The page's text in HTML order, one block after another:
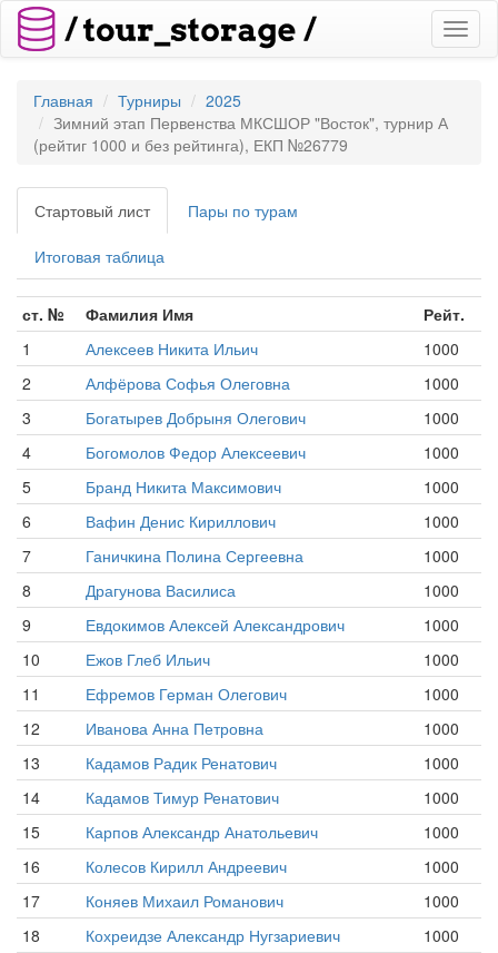
Главная Турниры
2025
Зимний этап Первенства МКСШОР "Восток", турнир А
(рейтиг 1000 и без рейтинга), ЕКП №26779
Стартовый лист Пары по турам
Итоговая таблица
ст. № Фамилия Имя
Рейт.
1
Алексеев Никита Ильич
1000
2
Алфёрова Софья Олеговна
1000
3
Богатырев Добрыня Олегович
1000
4
Богомолов Федор Алексеевич
1000
5
Бранд Никита Максимович
1000
6
Вафин Денис Кириллович
1000
7
Ганичкина Полина Сергеевна
1000
8
Драгунова Василиса
1000
9
Евдокимов Алексей Александрович
1000
10
Ежов Глеб Ильич
1000
11
Ефремов Герман Олегович
1000
12
Иванова Анна Петровна
1000
13
Кадамов Радик Ренатович
1000
14
Кадамов Тимур Ренатович
1000
15
Карпов Александр Анатольевич
1000
16
Колесов Кирилл Андреевич
1000
17
Коняев Михаил Романович
1000
18
Кохреидзе Александр Нугзариевич
1000